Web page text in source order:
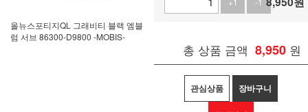
올뉴스포티지QL 그래비티 블랙 엠블
럼 서브 86300-D9800 -MOBIS-
총 상품 금액 8,950 원
관심상품 장바구니